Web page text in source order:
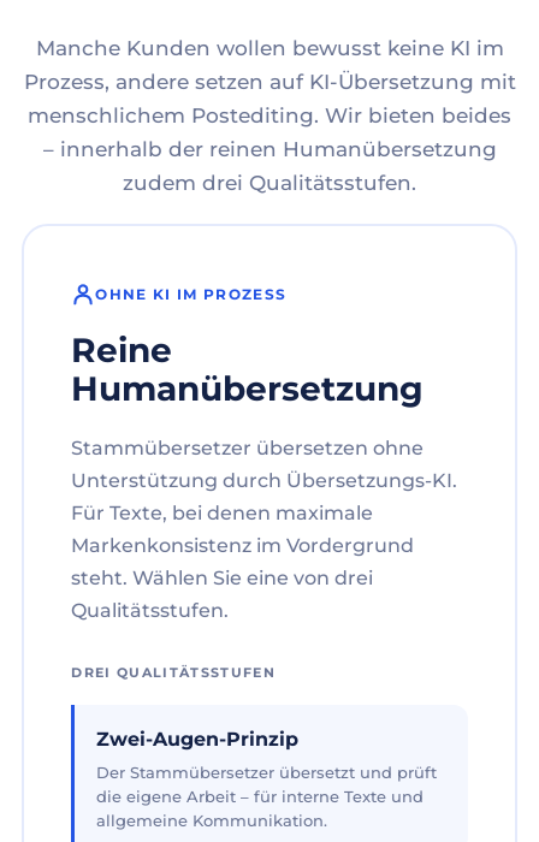
Manche Kunden wollen bewusst keine KI im
Prozess, andere setzen auf KI-Übersetzung mit
menschlichem Postediting. Wir bieten beides
– innerhalb der reinen Humanübersetzung
zudem drei Qualitätsstufen.
OHNE KI IM PROZESS
Reine
Humanübersetzung
Stammübersetzer übersetzen ohne
Unterstützung durch Übersetzungs-KI.
Für Texte, bei denen maximale
Markenkonsistenz im Vordergrund
steht. Wählen Sie eine von drei
Qualitätsstufen.
DREI QUALITÄTSSTUFEN
Zwei-Augen-Prinzip
Der Stammübersetzer übersetzt und prüft
die eigene Arbeit – für interne Texte und
allgemeine Kommunikation.